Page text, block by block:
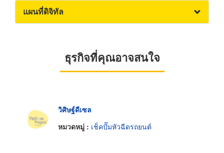
แผนที่ดิจิทัล
ธุรกิจที่คุณอาจสนใจ
วิศิษฐ์ดีเซล
หมวดหมู่ : เช็คปั๊มหัวฉีดรถยนต์